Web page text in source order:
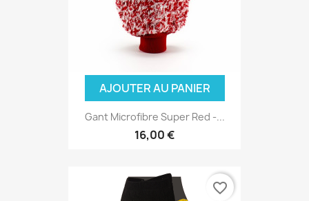
AJOUTER AU PANIER
Gant Microfibre Super Red -...
16,00 €
favorite_border